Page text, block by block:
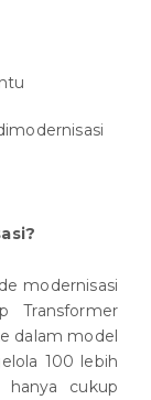
modernisasi
Transformer
dalam model
100 lebih
hanya cukup